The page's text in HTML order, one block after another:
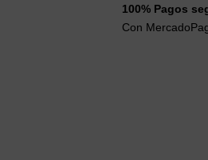
100% Pagos
Con